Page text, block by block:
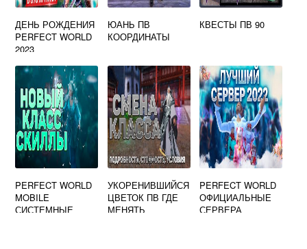
ДЕНЬ РОЖДЕНИЯ
PERFECT WORLD
2023
ЮАНЬ ПВ
КООРДИНАТЫ
КВЕСТЫ ПВ 90
PERFECT WORLD
MOBILE
СИСТЕМНЫЕ
УКОРЕНИВШИЙСЯ
ЦВЕТОК ПВ ГДЕ
МЕНЯТЬ
PERFECT WORLD
ОФИЦИАЛЬНЫЕ
СЕРВЕРА